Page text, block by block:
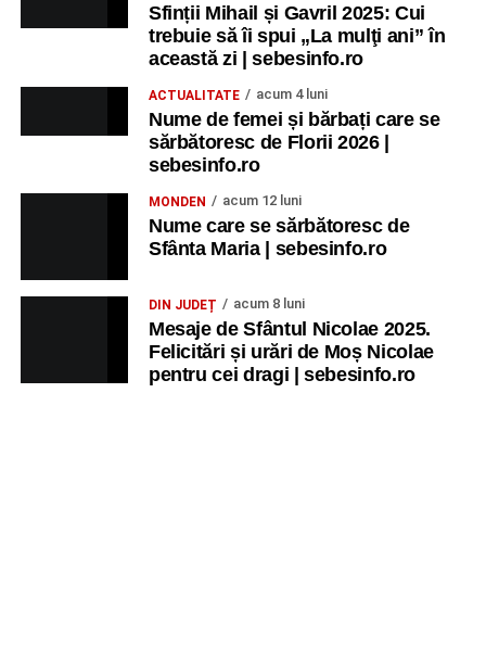
Sfinții Mihail și Gavril 2025: Cui
trebuie să îi spui „La mulţi ani” în
această zi | sebesinfo.ro
ACTUALITATE acum 4 luni
Nume de femei și bărbați care se
sărbătoresc de Florii 2026 |
sebesinfo.ro
MONDEN acum 12 luni
Nume care se sărbătoresc de
Sfânta Maria | sebesinfo.ro
DIN JUDEȚ acum 8 luni
Mesaje de Sfântul Nicolae 2025.
Felicitări și urări de Moș Nicolae
pentru cei dragi | sebesinfo.ro